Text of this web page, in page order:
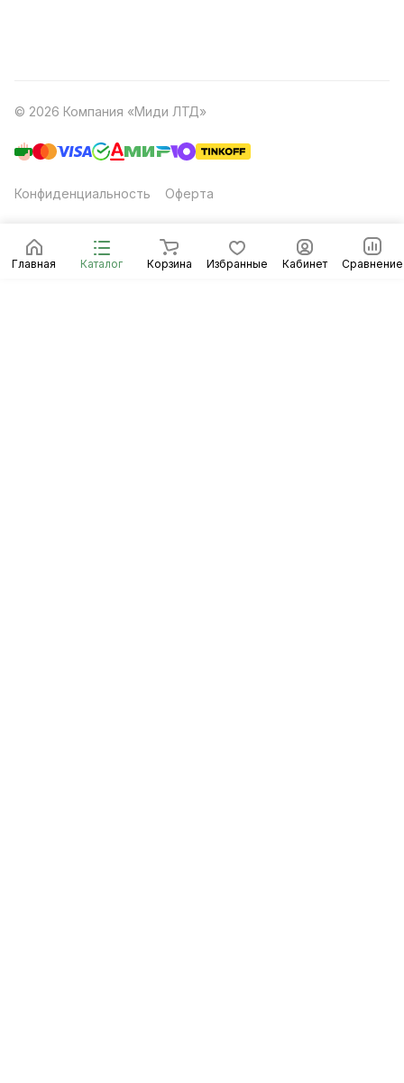
Главная Каталог Корзина Избранные Кабинет Сравнение
© 2026 Компания «Миди ЛТД»
Конфиденциальность Оферта